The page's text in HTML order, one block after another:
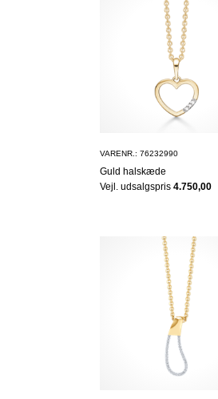
VARENR.: 76232990
Guld halskæde
Vejl. udsalgspris 4.750,00